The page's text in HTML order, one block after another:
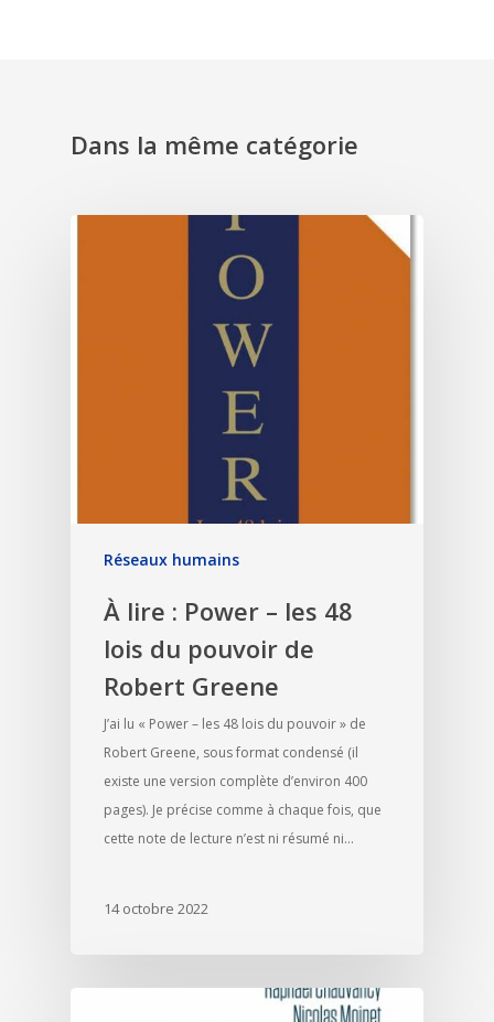
Dans la même catégorie
Réseaux humains
À lire : Power – les 48
lois du pouvoir de
Robert Greene
J’ai lu « Power – les 48 lois du pouvoir » de
Robert Greene, sous format condensé (il
existe une version complète d’environ 400
pages). Je précise comme à chaque fois, que
cette note de lecture n’est ni résumé ni…
14 octobre 2022